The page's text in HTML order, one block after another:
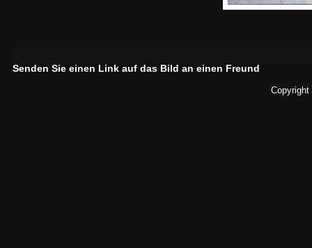
Senden Sie einen Link auf das Bild an einen Freund